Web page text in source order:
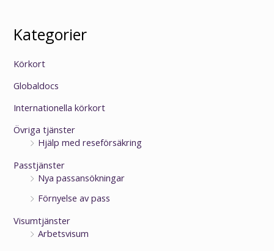
Kategorier
Körkort
Globaldocs
Internationella körkort
Övriga tjänster
Hjälp med reseförsäkring
Passtjänster
Nya passansökningar
Förnyelse av pass
Visumtjänster
Arbetsvisum